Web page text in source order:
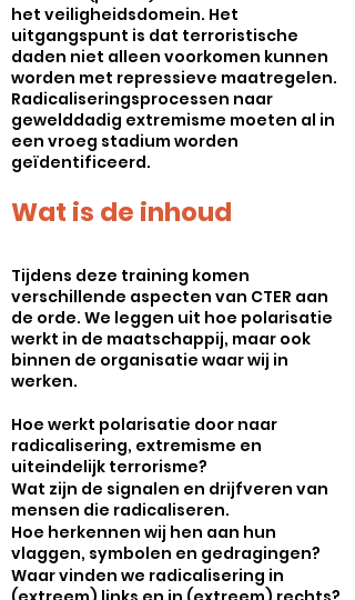
het veiligheidsdomein. Het
uitgangspunt is dat terroristische
daden niet alleen voorkomen kunnen
worden met repressieve maatregelen.
Radicaliseringsprocessen naar
gewelddadig extremisme moeten al in
een vroeg stadium worden
geïdentificeerd.
Wat is de inhoud
Tijdens deze training komen
verschillende aspecten van CTER aan
de orde. We leggen uit hoe polarisatie
werkt in de maatschappij, maar ook
binnen de organisatie waar wij in
werken.
Hoe werkt polarisatie door naar
radicalisering, extremisme en
uiteindelijk terrorisme?
Wat zijn de signalen en drijfveren van
mensen die radicaliseren.
Hoe herkennen wij hen aan hun
vlaggen, symbolen en gedragingen?
Waar vinden we radicalisering in